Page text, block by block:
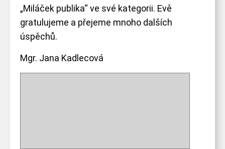
„Miláček publika“ ve své kategorii. Evě
gratulujeme a přejeme mnoho dalších
úspěchů.
Mgr. Jana Kadlecová